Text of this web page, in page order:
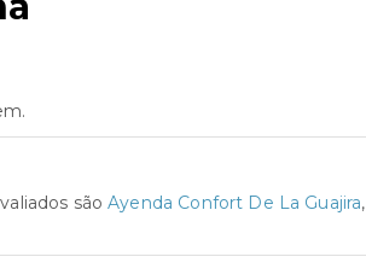
sãoAyenda Confort De La Guajira,